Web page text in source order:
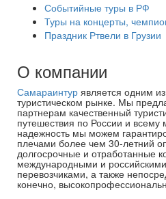
Событийные туры в РФ
Туры на концерты,
Праздник Ртвели в Грузии
О компании
Самараинтур является одним
туристическом рынке. Мы
партнерам качественный
путешествия по России и всему
надежность мы можем
плечами более чем 30-летний
долгосрочные и отработанные
международными и
перевозчиками, а также
конечно,